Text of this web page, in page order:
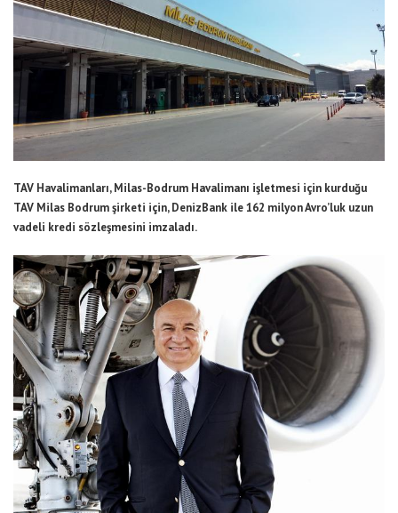
TAV Havalimanları, Milas-Bodrum Havalimanı işletmesi için kurduğu
TAV Milas Bodrum şirketi için, DenizBank ile 162 milyon Avro’luk uzun
vadeli kredi sözleşmesini imzaladı.